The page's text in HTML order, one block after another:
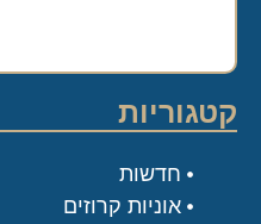
קטגוריות
חדשות
אוניות קרוזים